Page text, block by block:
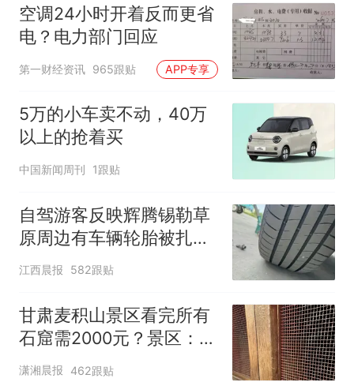
空调24小时开着反而更省
电？电力部门回应
第一财经资讯 965跟贴 APP专享
5万的小车卖不动，40万
以上的抢着买
中国新闻周刊 1跟贴
自驾游客反映辉腾锡勒草
原周边有车辆轮胎被扎，
修理店铺换胎价格高达千
江西晨报 582跟贴
甘肃麦积山景区看完所有
石窟需2000元？景区：部
分石窟受特别保护，游客
潇湘晨报 462跟贴